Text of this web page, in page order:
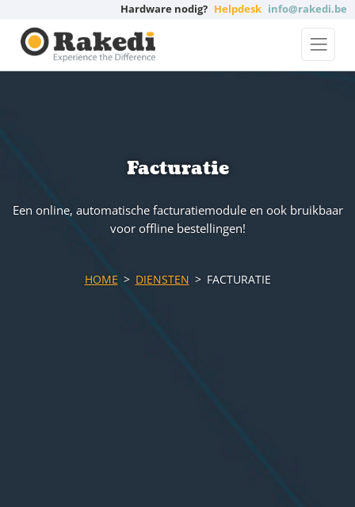
Hardware nodig? Helpdesk info@rakedi.be
Facturatie
Een online, automatische facturatiemodule en ook bruikbaar
voor offline bestellingen!
HOME DIENSTEN FACTURATIE